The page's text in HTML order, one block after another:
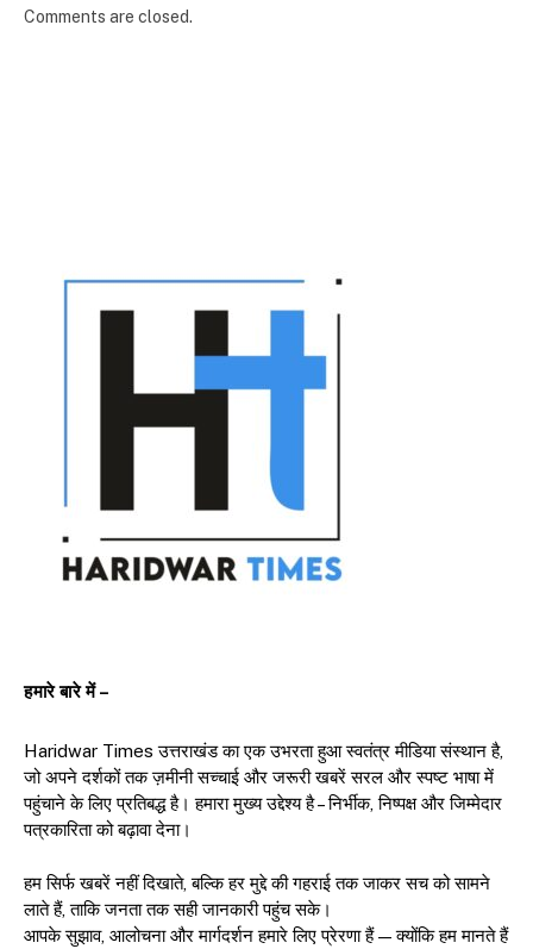
Comments are closed.
हमारे बारे में –
Haridwar Times उत्तराखंड का एक उभरता हुआ स्वतंत्र मीडिया संस्थान है,
जो अपने दर्शकों तक ज़मीनी सच्चाई और जरूरी खबरें सरल और स्पष्ट भाषा में
पहुंचाने के लिए प्रतिबद्ध है। हमारा मुख्य उद्देश्य है – निर्भीक, निष्पक्ष और जिम्मेदार
पत्रकारिता को बढ़ावा देना।
हम सिर्फ खबरें नहीं दिखाते, बल्कि हर मुद्दे की गहराई तक जाकर सच को सामने
लाते हैं, ताकि जनता तक सही जानकारी पहुंच सके।
आपके सुझाव, आलोचना और मार्गदर्शन हमारे लिए प्रेरणा हैं — क्योंकि हम मानते हैं